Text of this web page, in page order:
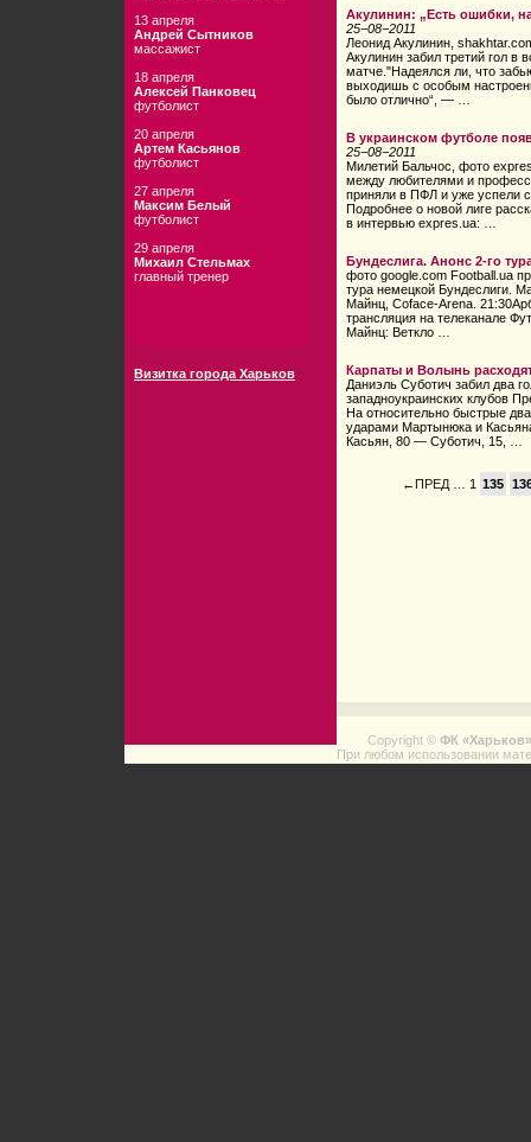
13 апреля
Андрей Сытников
массажист
18 апреля
Алексей Панковец
футболист
20 апреля
Артем Касьянов
футболист
27 апреля
Максим Белый
футболист
29 апреля
Михаил Стельмах
главный тренер
Визитка города Харьков
Акулинин: „Есть ошибки,
25−08−2011
Леонид Акулинин,
Акулинин забил третий гол в
матче."Надеялся ли, что
выходишь с особым
было отлично“, — …
В украинском футболе
25−08−2011
Милетий Бальчос, фото
между любителями и
приняли в ПФЛ и уже успели
Подробнее о новой лиге
в интервью expres.ua: …
Бундеслига. Анонс 2-го
фото google.com Football.ua
тура немецкой Бундеслиги.
Майнц, Coface-Arena.
трансляция на телеканале
Майнц: Веткло …
Карпаты и Волынь
Даниэль Суботич забил два
западноукраинских клубов
На относительно быстрые
ударами Мартынюка и
Касьян, 80 — Суботич, 15, …
←ПРЕД… 1 135
Copyright © ФК «Харьков»
При любом использовании